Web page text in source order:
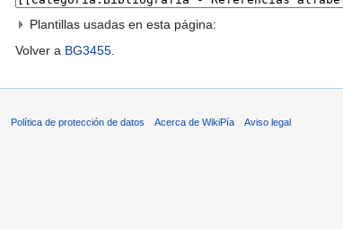
Plantillas usadas en esta página:
Volver a BG3455.
Política de protección de datos Acerca de WikiPía Aviso legal